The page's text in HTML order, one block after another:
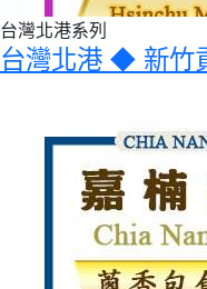
台灣北港系列
台灣北港 ◆ 新竹